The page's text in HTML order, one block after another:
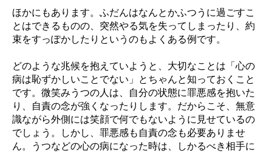
ほかにもあります。ふだんはなんとかふつうに過ごすこ
とはできるものの、突然やる気を失ってしまったり、約
束をすっぽかしたりというのもよくある例です。
どのような兆候を抱えていようと、大切なことは「心の
病は恥ずかしいことでない」とちゃんと知っておくこと
です。微笑みうつの人は、自分の状態に罪悪感を抱いた
り、自責の念が強くなったりします。だからこそ、無意
識ながら外側には笑顔で何でもないように見せているの
でしょう。しかし、罪悪感も自責の念も必要ありませ
ん。うつなどの心の病になった時は、しかるべき相手に